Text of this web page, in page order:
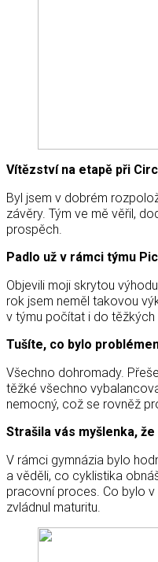
Vítězství na etapě při
Byl jsem v dobrém
závěry. Tým ve mě věřil,
prospěch.
Padlo už v rámci týmu
Objevili moji skrytou
rok jsem neměl takovou
v týmu počítat i do těžkých
Tušíte, co bylo
Všechno dohromady.
těžké všechno
nemocný, což se rovněž
Strašila vás myšlenka,
V rámci gymnázia bylo
a věděli, co cyklistika
pracovní proces. Co bylo
zvládnul maturitu.